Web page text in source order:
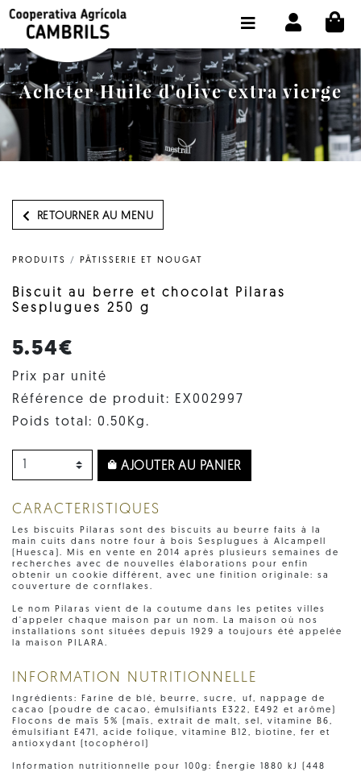
Acheter Huile d'olive extra vierge
RETOURNER AU MENU
PRODUITS / PÂTISSERIE ET NOUGAT
Biscuit au berre et chocolat Pilaras
Sesplugues 250 g
5.54€
Prix par unité
Référence de produit: EX002997
Poids total: 0.50Kg.
AJOUTER AU PANIER
CARACTERISTIQUES
Les biscuits Pilaras sont des biscuits au beurre faits à la
main cuits dans notre four à bois Sesplugues à Alcampell
(Huesca). Mis en vente en 2014 après plusieurs semaines de
recherches avec de nouvelles élaborations pour enfin
obtenir un cookie différent, avec une finition originale: sa
couverture de cornflakes.
Le nom Pilaras vient de la coutume dans les petites villes
d'appeler chaque maison par un nom. La maison où nos
installations sont situées depuis 1929 a toujours été appelée
la maison PILARA.
INFORMATION NUTRITIONNELLE
Ingrédients: Farine de blé, beurre, sucre, uf, nappage de
cacao (poudre de cacao, émulsifiants E322, E492 et arôme)
Flocons de maïs 5% (maïs, extrait de malt, sel, vitamine B6,
émulsifiant E471, acide folique, vitamine B12, biotine, fer et
antioxydant (tocophérol)
Information nutritionnelle pour 100g: Énergie 1880 kJ (448
BOUTIQUE ACHETER EN LIGNE
LA COOPÉRATIVE
OLEOTOUR
PRODUITS
NOTRE HUILE
CHOISIR LA LANGUE: